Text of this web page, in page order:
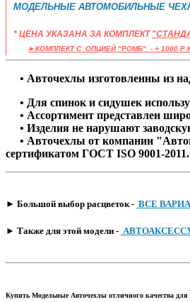
МОДЕЛЬНЫЕ АВТОМОБИЛЬНЫЕ
* ЦЕНА УКАЗАНА ЗА КОМПЛЕКТ
►КОМПЛЕКТ C ОПЦИЕЙ "РОМБ" - + 1000 Р
• Авточехлы изготовленны из
• Для спинок и сидушек
• Ассортимент представлен
• Изделия не нарушают
• Авточехлы от компании
сертификатом ГОСТ ISO 9001-2011.
​► Большой выбор расцветок - ВСЕ
​► Также для этой модели -
Купить Модельные Авточехлы отличного качества для